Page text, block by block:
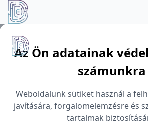
Démoszthenész Egyesület
Az Ön adatainak
számunkra
Weboldalunk sütiket használ a
javítására, forgalomelemzésre és
tartalmak